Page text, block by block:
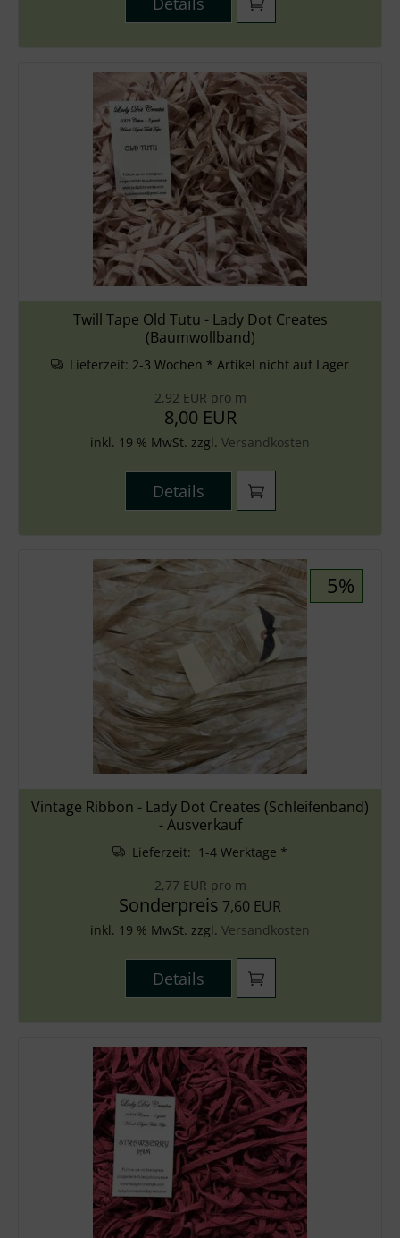
Twill Tape Old Tutu - Lady Dot Creates
(Baumwollband)
Lieferzeit: 2-3 Wochen * Artikel nicht auf Lager
2,92 EUR pro m
8,00 EUR
inkl. 19 % MwSt. zzgl. Versandkosten
Details
5%
Vintage Ribbon - Lady Dot Creates (Schleifenband)
- Ausverkauf
Lieferzeit: 1-4 Werktage *
2,77 EUR pro m
Sonderpreis 7,60 EUR
inkl. 19 % MwSt. zzgl. Versandkosten
Details